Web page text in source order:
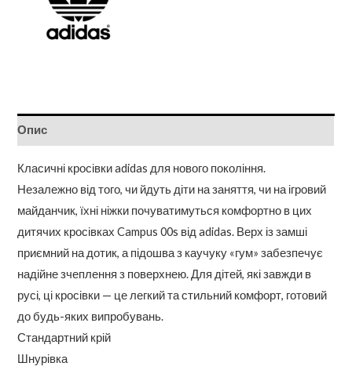
Опис
Класичні кросівки adidas для нового покоління.
Незалежно від того, чи йдуть діти на заняття, чи на ігровий
майданчик, їхні ніжки почуватимуться комфортно в цих
дитячих кросівках Campus 00s від adidas. Верх із замші
приємний на дотик, а підошва з каучуку «гум» забезпечує
надійне зчеплення з поверхнею. Для дітей, які завжди в
русі, ці кросівки — це легкий та стильний комфорт, готовий
до будь-яких випробувань.
Стандартний крій
Шнурівка